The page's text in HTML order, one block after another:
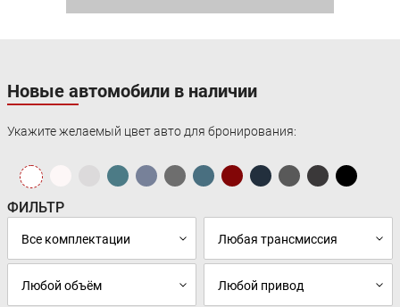
Новые автомобили в наличии
Укажите желаемый цвет авто для бронирования:
ФИЛЬТР